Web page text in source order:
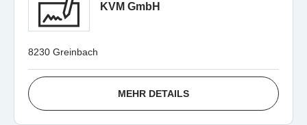
KVM GmbH
8230 Greinbach
MEHR DETAILS